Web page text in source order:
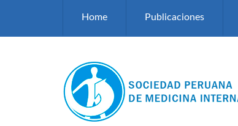
Home Publicaciones